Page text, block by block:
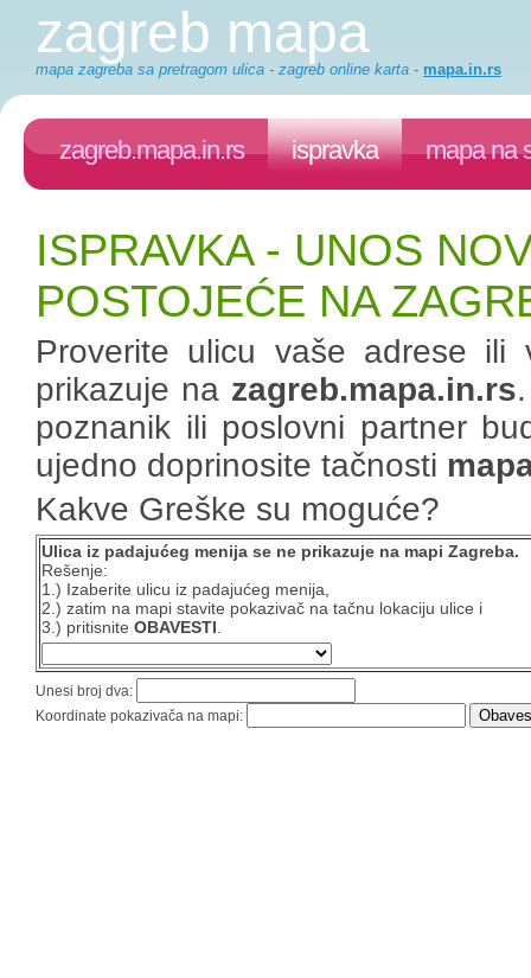
zagreb mapa
mapa zagreba sa pretragom ulica - zagreb online karta - mapa.in.rs
zagreb.mapa.in.rs ispravka mapa na
ISPRAVKA - UNOS
POSTOJEĆE NA
Proverite ulicu vaše adrese
prikazuje na zagreb.mapa.in.rs
poznanik ili poslovni partner
ujedno doprinosite tačnosti
Kakve Greške su moguće?
Ulica iz padajućeg menija se ne prikazuje na mapi Zagreba.
Rešenje:
1.) Izaberite ulicu iz padajućeg menija,
2.) zatim na mapi stavite pokazivač na tačnu lokaciju ulice i
3.) pritisnite OBAVESTI
Unesi broj dva:
Koordinate pokazivača na mapi: